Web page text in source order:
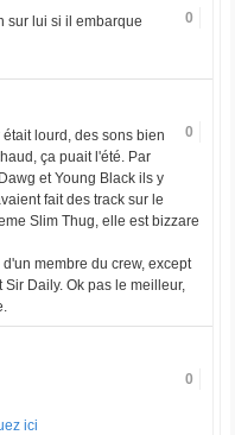
0
sur lui si il embarque
0
lourd, des sons bien
ça puait l'été. Par
et Young Black ils y
fait des track sur le
Slim Thug, elle est bizzare
membre du crew, except
Daily. Ok pas le meilleur,
0
ici